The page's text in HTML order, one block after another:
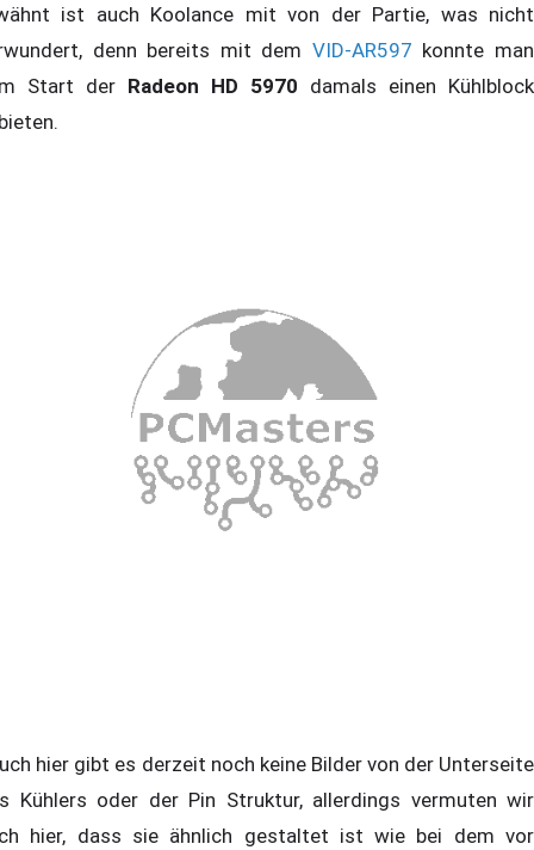
ist auch Koolance mit von der Partie, was nicht
denn bereits mit dem VID-AR597 konnte man
Start der Radeon HD 5970 damals einen Kühlblock
hier gibt es derzeit noch keine Bilder von der Unterseite
Kühlers oder der Pin Struktur, allerdings vermuten wir
hier, dass sie ähnlich gestaltet ist wie bei dem vor